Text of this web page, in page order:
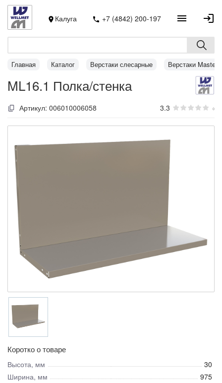
Калуга +7 (4842) 200-197
Главная Каталог Верстаки слесарные Верстаки
ML16.1 Полка/стенка
Артикул: 006010006058 3.3 0
Коротко о товаре
Высота, мм
30
Ширина, мм
975